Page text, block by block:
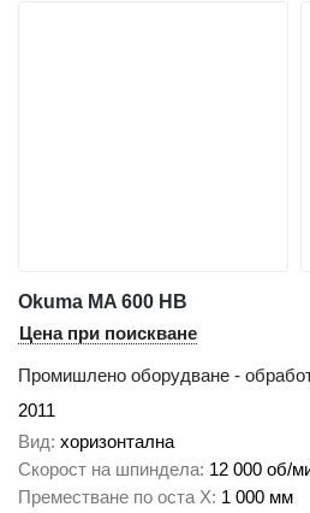
Okuma MA 600 HB
Цена при поискване
Промишлено оборудване -
2011
Вид хоризонтална
Скорост на шпиндела 12 000 об/
Преместване по оста X 1 000 мм